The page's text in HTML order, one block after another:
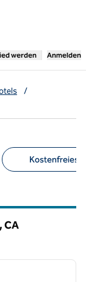
neue
werden Anmelden
/
Kostenfreies
CA